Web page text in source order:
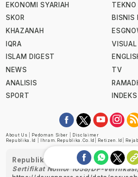
EKONOMI SYARIAH
SKOR
KHAZANAH
IQRA
ISLAM DIGEST
NEWS
ANALISIS
SPORT
TEKNO
BISNIS
VISUAL
TV
INDEKS
About Us Pedoman Siber
Disclaimer
Republika.id
Ihram.republika.co.id Retizen.id
Republika telah diverifikasi oleh
Sertifikat Nomor 1058/DP-